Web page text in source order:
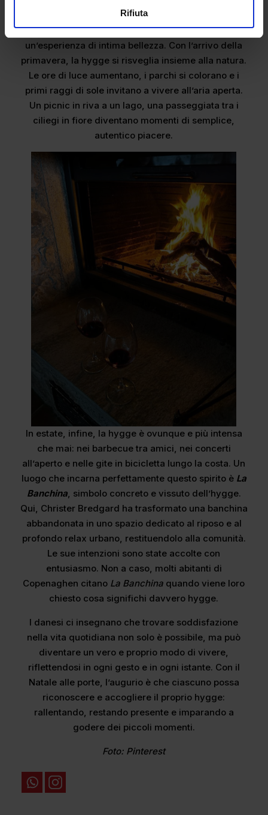
Rifiuta
gløgg, il tradizionale vin brulé, e
si rifugiano nei caffè, trasformando il freddo in
un’esperienza di intima bellezza. Con l’arrivo della
primavera, la hygge si risveglia insieme alla natura.
Le ore di luce aumentano, i parchi si colorano e i
primi raggi di sole invitano a vivere all’aria aperta.
Un picnic in riva a un lago, una passeggiata tra i
ciliegi in fiore diventano momenti di semplice,
autentico piacere.
In estate, infine, la hygge è ovunque e più intensa
che mai: nei barbecue tra amici, nei concerti
all’aperto e nelle gite in bicicletta lungo la costa. Un
luogo che incarna perfettamente questo spirito è La
Banchina, simbolo concreto e vissuto dell’hygge.
Qui, Christer Bredgard ha trasformato una banchina
abbandonata in uno spazio dedicato al riposo e al
profondo relax urbano, restituendolo alla comunità.
Le sue intenzioni sono state accolte con
entusiasmo. Non a caso, molti abitanti di
Copenaghen citano La Banchina quando viene loro
chiesto cosa significhi davvero hygge.
I danesi ci insegnano che trovare soddisfazione
nella vita quotidiana non solo è possibile, ma può
diventare un vero e proprio modo di vivere,
riflettendosi in ogni gesto e in ogni istante. Con il
Natale alle porte, l’augurio è che ciascuno possa
riconoscere e accogliere il proprio hygge:
rallentando, restando presente e imparando a
godere dei piccoli momenti.
Foto: Pinterest